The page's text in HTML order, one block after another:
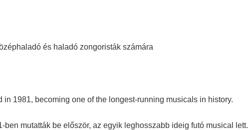
és haladó zongoristák számára
in 1981, becoming one of the longest-running musicals in history.
mutatták be először, az egyik leghosszabb ideig futó musical lett.